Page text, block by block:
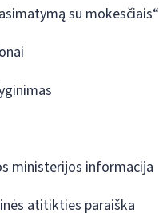
su mokesčiais“
ministerijos informacija
atitikties paraiška